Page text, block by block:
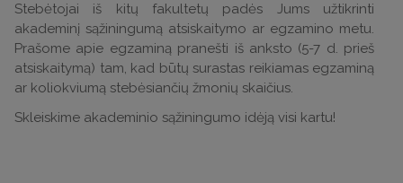
Stebėtojai iš kitų fakultetų padės Jums užtikrinti
akademinį sąžiningumą atsiskaitymo ar egzamino metu.
Prašome apie egzaminą pranešti iš anksto (5-7 d. prieš
atsiskaitymą) tam, kad būtų surastas reikiamas egzaminą
ar koliokviumą stebėsiančių žmonių skaičius.
Skleiskime akademinio sąžiningumo idėją visi kartu!